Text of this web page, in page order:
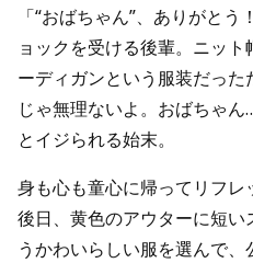
「“おばちゃん”、ありがと
ョックを受ける後輩。ニッ
ーディガンという服装だっ
じゃ無理ないよ。おばちゃん
とイジられる始末。
身も心も童心に帰ってリフ
後日、黄色のアウターに短
うかわいらしい服を選んで